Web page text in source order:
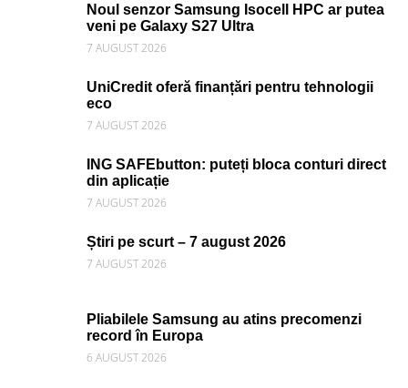
Noul senzor Samsung Isocell HPC ar putea
veni pe Galaxy S27 Ultra
7 AUGUST 2026
UniCredit oferă finanțări pentru tehnologii
eco
7 AUGUST 2026
ING SAFEbutton: puteți bloca conturi direct
din aplicație
7 AUGUST 2026
Știri pe scurt – 7 august 2026
7 AUGUST 2026
Pliabilele Samsung au atins precomenzi
record în Europa
6 AUGUST 2026